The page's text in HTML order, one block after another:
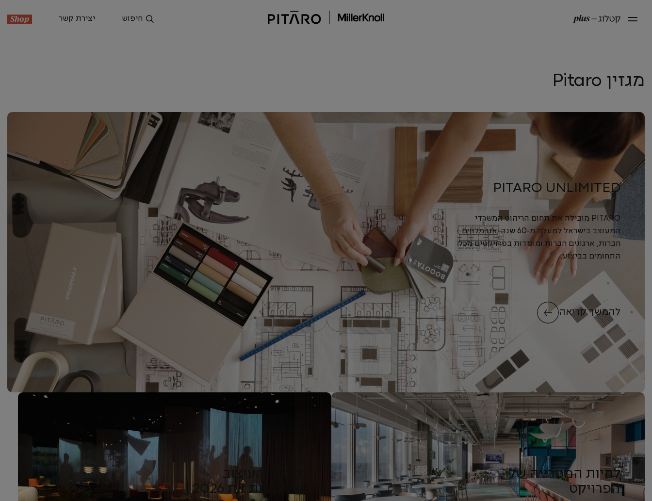
חיפוש יצירת קשר Shop
מגזין Pitaro
PITARO UNLIMITED
PITARO מובילה את תחום הריהוט המשרדי
המעוצב בישראל למעלה מ-60 שנה. אנו מלווים
חברות, ארגונים חברות ומוסדות בפרויקטים מכל
התחומים בביצוע...
להמשך קריאה
להיות המטרייה של
הפרויקט
מגמות העיצוב
שמעצבות את 2026